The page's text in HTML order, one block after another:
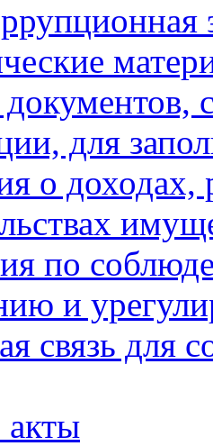
для
о доходах,
по
и
связь для